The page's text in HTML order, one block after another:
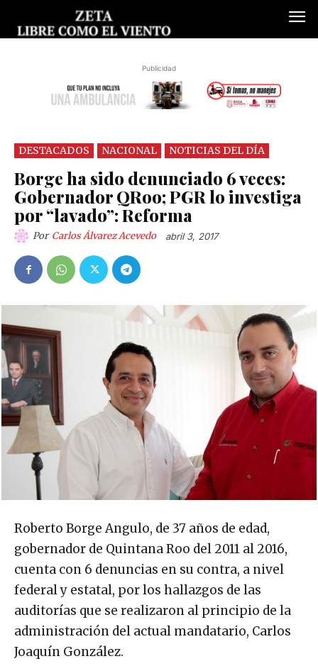
Publicidad
DESTACADOS NACIONAL NOTICIAS DEL DÍA
Borge ha sido denunciado 6 veces:
Gobernador QRoo; PGR lo investiga
por “lavado”: Reforma
Por Carlos Álvarez Acevedo abril 3, 2017
Roberto Borge Angulo, de 37 años de edad,
gobernador de Quintana Roo del 2011 al 2016,
cuenta con 6 denuncias en su contra, a nivel
federal y estatal, por los hallazgos de las
auditorías que se realizaron al principio de la
administración del actual mandatario, Carlos
Joaquín González.